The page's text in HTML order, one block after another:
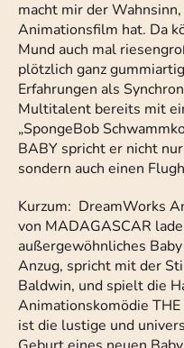
macht mir der
Animationsfilm hat. Da
Mund auch mal
plötzlich ganz
Erfahrungen als
Multitalent bereits mit
„SpongeBob
BABY spricht er nicht
sondern auch einen
Kurzum: DreamWorks
von MADAGASCAR
außergewöhnliches
Anzug, spricht mit der
Baldwin, und spielt die
Animationskomödie THE
ist die lustige und